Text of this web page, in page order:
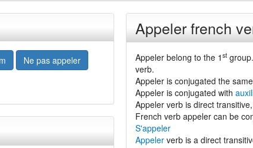
Ne pas appeler
Appeler french
Appeler belong to the 1 st
verb.
Appeler is conjugated the
Appeler is conjugated with
Appeler verb is direct
French verb appeler can be
S'appeler
Appelerverb is a direct